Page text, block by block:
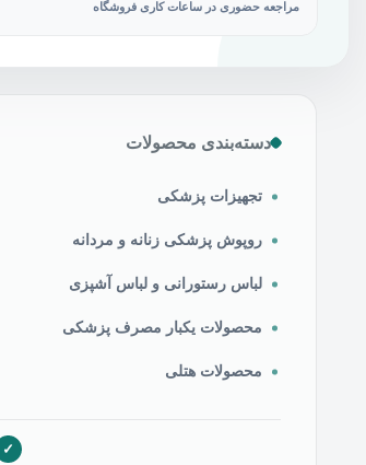
مراجعه حضوری در ساعات کاری فروشگاه
دسته‌بندی محصولات
تجهیزات پزشکی
روپوش پزشکی زنانه و مردانه
لباس رستورانی و لباس آشپزی
محصولات یکبار مصرف پزشکی
محصولات هتلی
✓